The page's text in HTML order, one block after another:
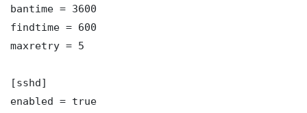
bantime = 3600
findtime = 600
maxretry = 5
[sshd]
enabled = true